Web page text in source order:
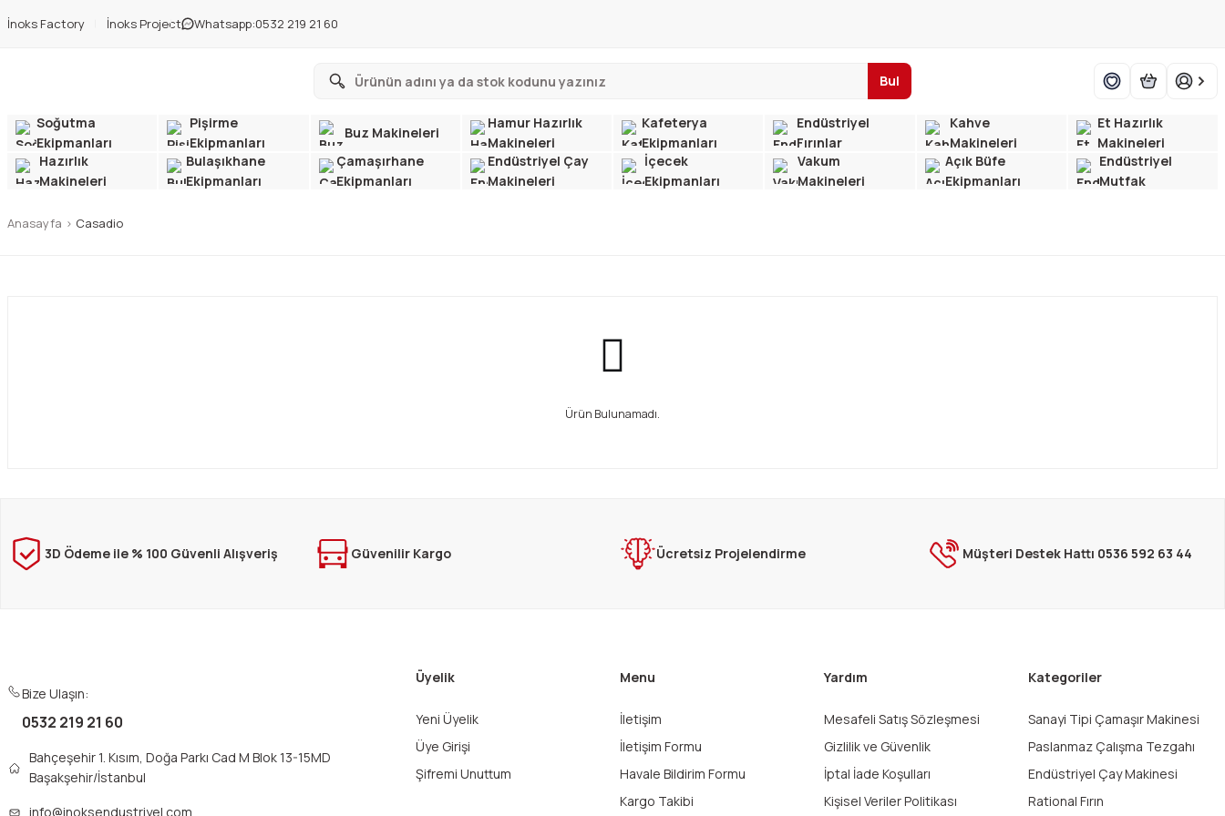
İnoks Factory İnoks Project Whatsapp:0532 219 21 60
Bul
Soğutma
Ekipmanları
Pişirme
Ekipmanları
Buz Makineleri
Hamur Hazırlık
Makineleri
Kafeterya
Ekipmanları
Endüstriyel
Fırınlar
Kahve
Makineleri
Et Hazırlık
Makineleri
Hazırlık
Makineleri
Bulaşıkhane
Ekipmanları
Çamaşırhane
Ekipmanları
Endüstriyel Çay
Makineleri
İçecek
Ekipmanları
Vakum
Makineleri
Açık Büfe
Ekipmanları
Endüstriyel
Mutfak
Anasayfa Casadio
Ürün Bulunamadı.
3D Ödeme ile % 100 Güvenli Alışveriş Güvenilir Kargo Ücretsiz Projelendirme Müşteri Destek Hattı 0536 592 63 44
Bize Ulaşın:
0532 219 21 60
Bahçeşehir 1. Kısım, Doğa Parkı Cad M Blok 13-15MD
Başakşehir/İstanbul
info@inoksendustriyel.com
Üyelik
Yeni Üyelik
Üye Girişi
Şifremi Unuttum
Menu
İletişim
İletişim Formu
Havale Bildirim Formu
Kargo Takibi
Yardım
Mesafeli Satış Sözleşmesi
Gizlilik ve Güvenlik
İptal İade Koşulları
Kişisel Veriler Politikası
Kategoriler
Sanayi Tipi Çamaşır Makinesi
Paslanmaz Çalışma Tezgahı
Endüstriyel Çay Makinesi
Rational Fırın